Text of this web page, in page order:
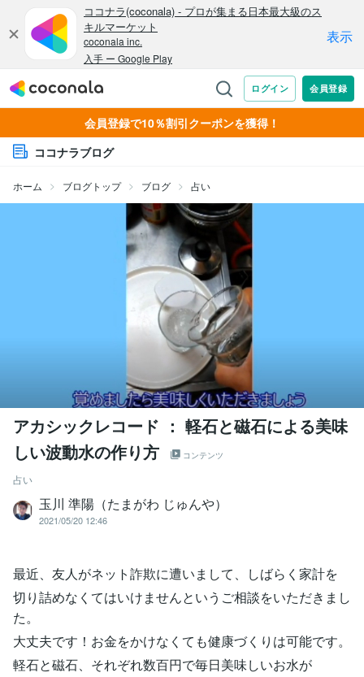
会員登録で10％割引クーポンを獲得！
ココナラブログ
ホーム ブログトップ ブログ 占い
アカシックレコード ： 軽石と磁石による美味
しい波動水の作り方
コンテンツ
占い
玉川 準陽（たまがわ じゅんや）
2021/05/20 12:46
最近、友人がネット詐欺に遭いまして、しばらく家計を
切り詰めなくてはいけませんというご相談をいただきまし
た。
大丈夫です！お金をかけなくても健康づくりは可能です。
軽石と磁石、それぞれ数百円で毎日美味しいお水が